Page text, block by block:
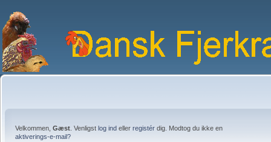
Velkommen, Gæst . Venligst log ind eller registér dig. Modtog du ikke en
aktiverings-e-mail?